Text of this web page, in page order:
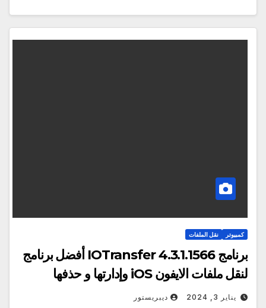
كمبيوتر نقل الملفات
برنامج IOTransfer 4.3.1.1566 أفضل برنامج
لنقل ملفات الايفون iOS وإدارتها و حذفها
يناير 3, 2024 ديبريستور